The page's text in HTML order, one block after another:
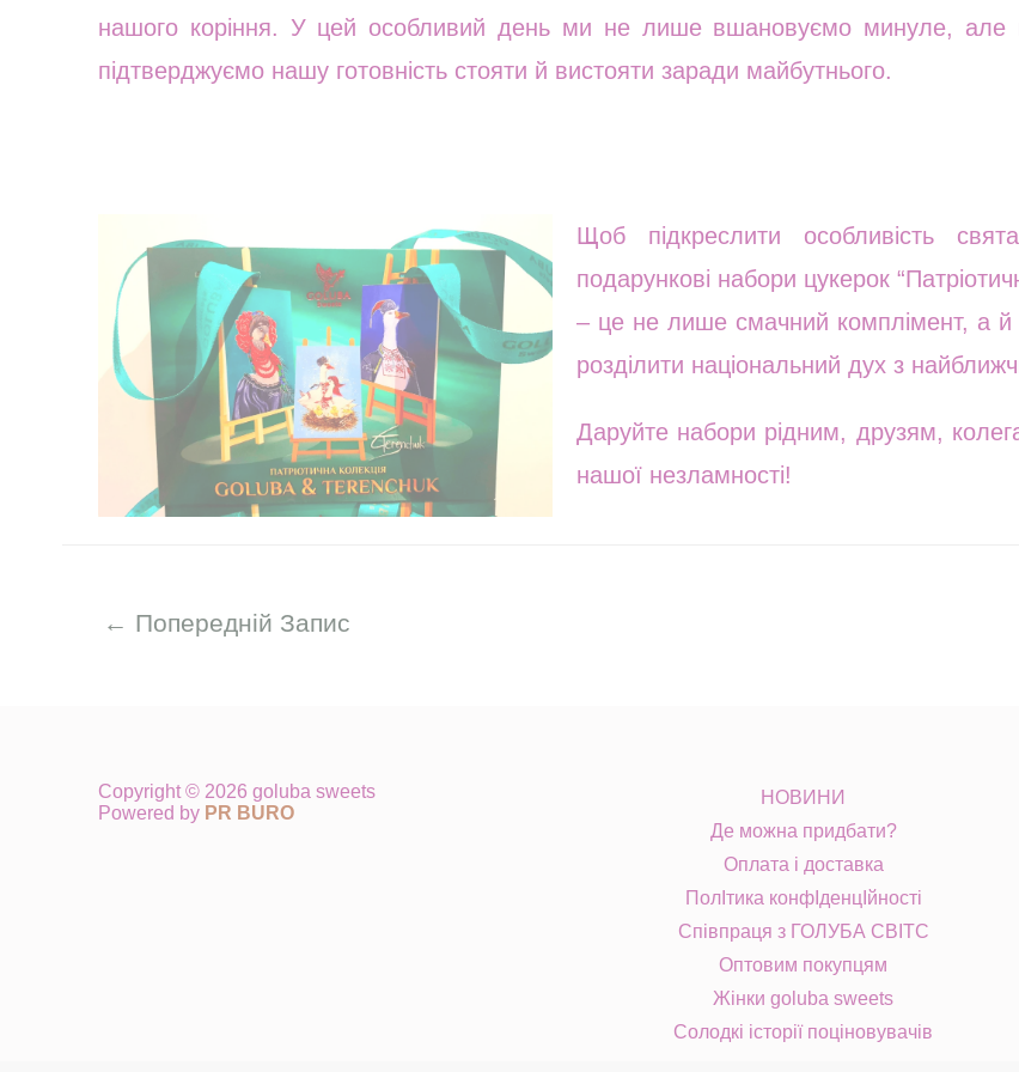
нашого коріння. У цей особливий день ми не лише вшановуємо минуле, але
підтверджуємо нашу готовність стояти й вистояти заради майбутнього.
Щоб підкреслити особливість
подарункові набори цукерок
– це не лише смачний комплімент, а й
розділити національний дух з
Даруйте набори рідним, друзям,
нашої незламності!
← Попередній Запис
Copyright © 2026 goluba sweets
Powered by PR BURO
НОВИНИ
Де можна придбати?
Оплата і доставка
ПолІтика конфІденцІйності
Співпраця з ГОЛУБА СВІТС
Оптовим покупцям
Жінки goluba sweets
Солодкі історії поціновувачів